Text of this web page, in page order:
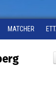
MATCHER